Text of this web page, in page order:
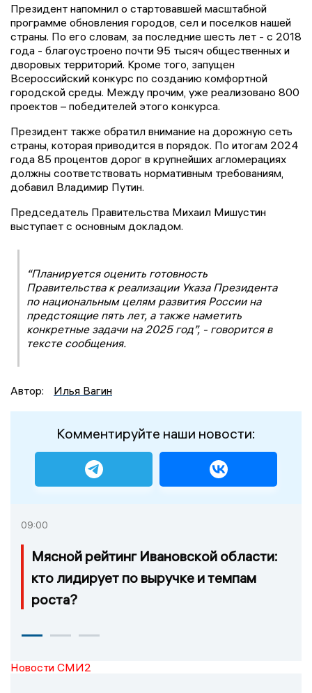
Президент напомнил о стартовавшей масштабной
программе обновления городов, сел и поселков нашей
страны. По его словам, за последние шесть лет - с 2018
года - благоустроено почти 95 тысяч общественных и
дворовых территорий. Кроме того, запущен
Всероссийский конкурс по созданию комфортной
городской среды. Между прочим, уже реализовано 800
проектов – победителей этого конкурса.
Президент также обратил внимание на дорожную сеть
страны, которая приводится в порядок. По итогам 2024
года 85 процентов дорог в крупнейших агломерациях
должны соответствовать нормативным требованиям,
добавил Владимир Путин.
Председатель Правительства Михаил Мишустин
выступает с основным докладом.
“Планируется оценить готовность
Правительства к реализации Указа Президента
по национальным целям развития России на
предстоящие пять лет, а также наметить
конкретные задачи на 2025 год”, - говорится в
тексте сообщения.
Автор: Илья Вагин
Комментируйте наши новости:
09:00
Мясной рейтинг Ивановской области:
кто лидирует по выручке и темпам
роста?
Новости СМИ2